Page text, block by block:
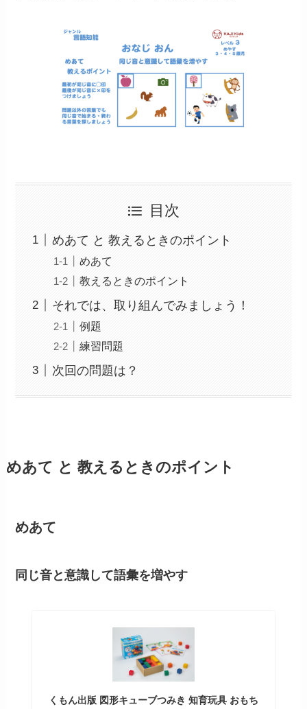
目次
めあて と 教えるときのポイント
めあて
教えるときのポイント
それでは、取り組んでみましょう！
例題
練習問題
次回の問題は？
めあて と 教えるときのポイント
めあて
同じ音と意識して語彙を増やす
くもん出版 図形キューブつみき 知育玩具 おもち